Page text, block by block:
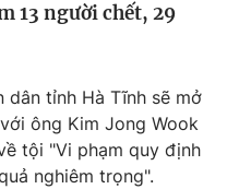
13 người chết, 29
dân tỉnh Hà Tĩnh sẽ mở
ông Kim Jong Wook
tội "Vi phạm quy định
nghiêm trọng".